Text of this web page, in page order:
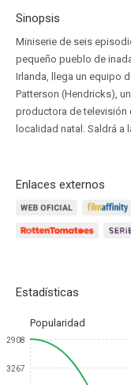
Sinopsis
Miniserie de seis
pequeño pueblo de
Irlanda, llega un equipo
Patterson (Hendricks),
productora de televisión
localidad natal. Saldrá a
Enlaces externos
Estadísticas
Popularidad
2908
3267